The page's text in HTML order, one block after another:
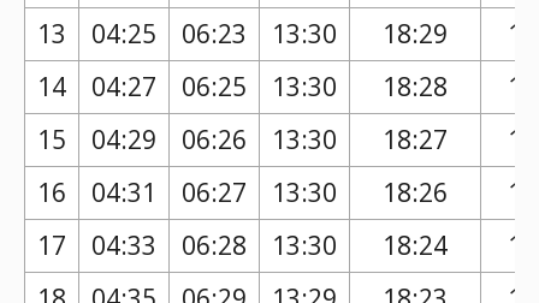
13 04:25 06:23 13:30 18:29
14
04:27 06:25 13:30 18:28
15
04:29 06:26 13:30 18:27
16
04:31 06:27 13:30 18:26
17
04:33 06:28 13:30 18:24